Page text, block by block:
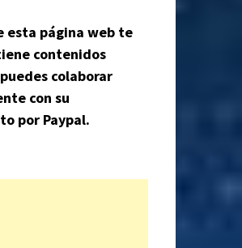
esta página web te
contenidos
colaborar
con su
por Paypal.